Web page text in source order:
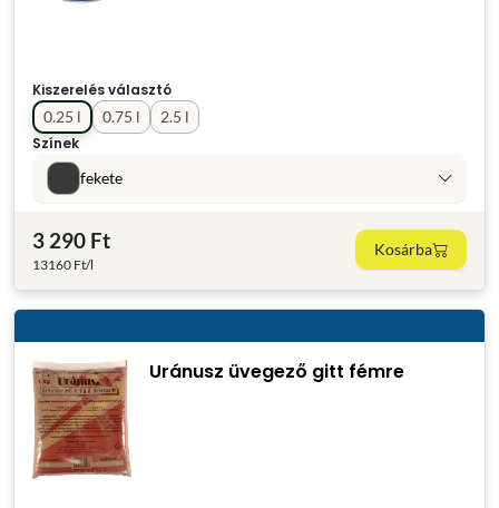
Kiszerelés választó
0.25 l
0.75 l
2.5 l
Színek
fekete
3 290 Ft
13160 Ft/l
Kosárba
Uránusz üvegező gitt fémre